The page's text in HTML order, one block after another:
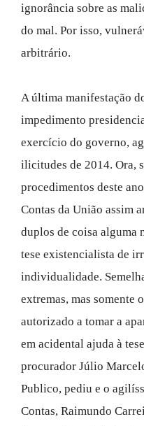
ignorância sobre as
do mal. Por isso,
arbitrário.
A última manifestação
impedimento
exercício do governo,
ilicitudes de 2014. Ora,
procedimentos deste
Contas da União assim
duplos de coisa alguma
tese existencialista de
individualidade.
extremas, mas somente
autorizado a tomar a
em acidental ajuda à
procurador Júlio
Publico, pediu e o
Contas, Raimundo